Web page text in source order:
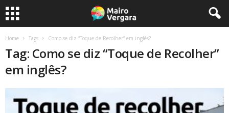
Home Tags Como se diz “Toque de Recolher” em inglês?
Tag: Como se diz “Toque de Recolher”
em inglês?